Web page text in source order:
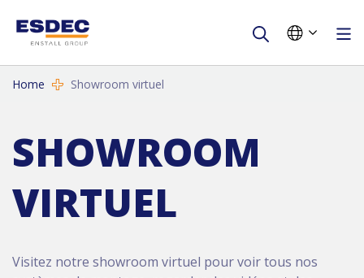
Home Showroom virtuel
SHOWROOM
VIRTUEL
Visitez notre showroom virtuel pour voir tous nos